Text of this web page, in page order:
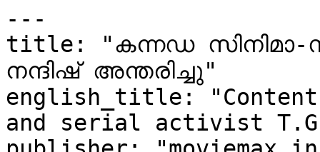
---
title: "കന്നഡ സിനിമാ-
നന്ദിഷ് അന്തരിച്ചു"
english_title:
and serial activist T.G.